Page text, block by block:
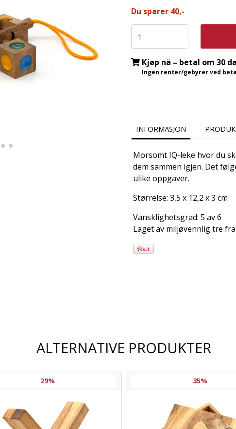
Du sparer 40,-
Kjøp nå – betal om 30
Ingen renter/gebyrer ved
INFORMASJON
Morsomt IQ-leke hvor du
dem sammen igjen. Det
ulike oppgaver.
Størrelse: 3,5 x 12,2 x 3 cm
Vansklighetsgrad: 5 av 6
Laget av miljøvennlig tre
ALTERNATIVE PRODUKTER
29% 35%